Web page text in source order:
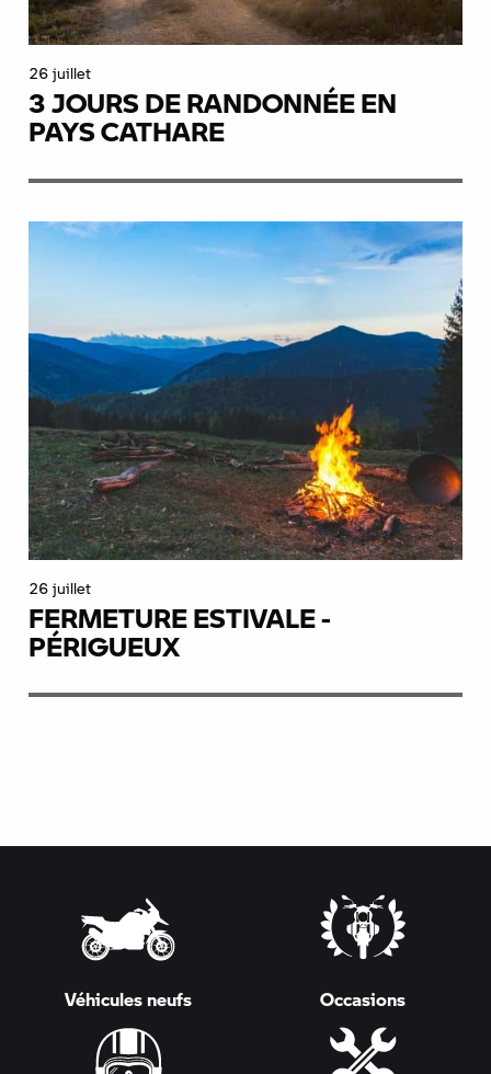
26 juillet
3 JOURS DE RANDONNÉE EN
PAYS CATHARE
26 juillet
FERMETURE ESTIVALE -
PÉRIGUEUX
Véhicules neufs Occasions